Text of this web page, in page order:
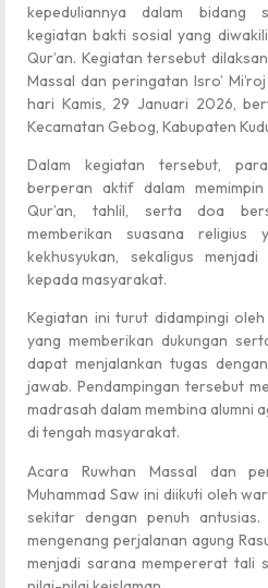
kepeduliannya dalam bidang
kegiatan bakti sosial yang
Qur’an. Kegiatan tersebut
Massal dan peringatan Isro’
hari Kamis, 29 Januari 2026,
Kecamatan Gebog, Kabupaten
Dalam kegiatan tersebut,
berperan aktif dalam
Qur’an, tahlil, serta doa
memberikan suasana religius
kekhusyukan, sekaligus
kepada masyarakat.
Kegiatan ini turut didampingi
yang memberikan dukungan
dapat menjalankan tugas
jawab. Pendampingan tersebut
madrasah dalam membina
di tengah masyarakat.
Acara Ruwhan Massal dan
Muhammad Saw ini diikuti oleh
sekitar dengan penuh antusias.
mengenang perjalanan agung
menjadi sarana mempererat tali